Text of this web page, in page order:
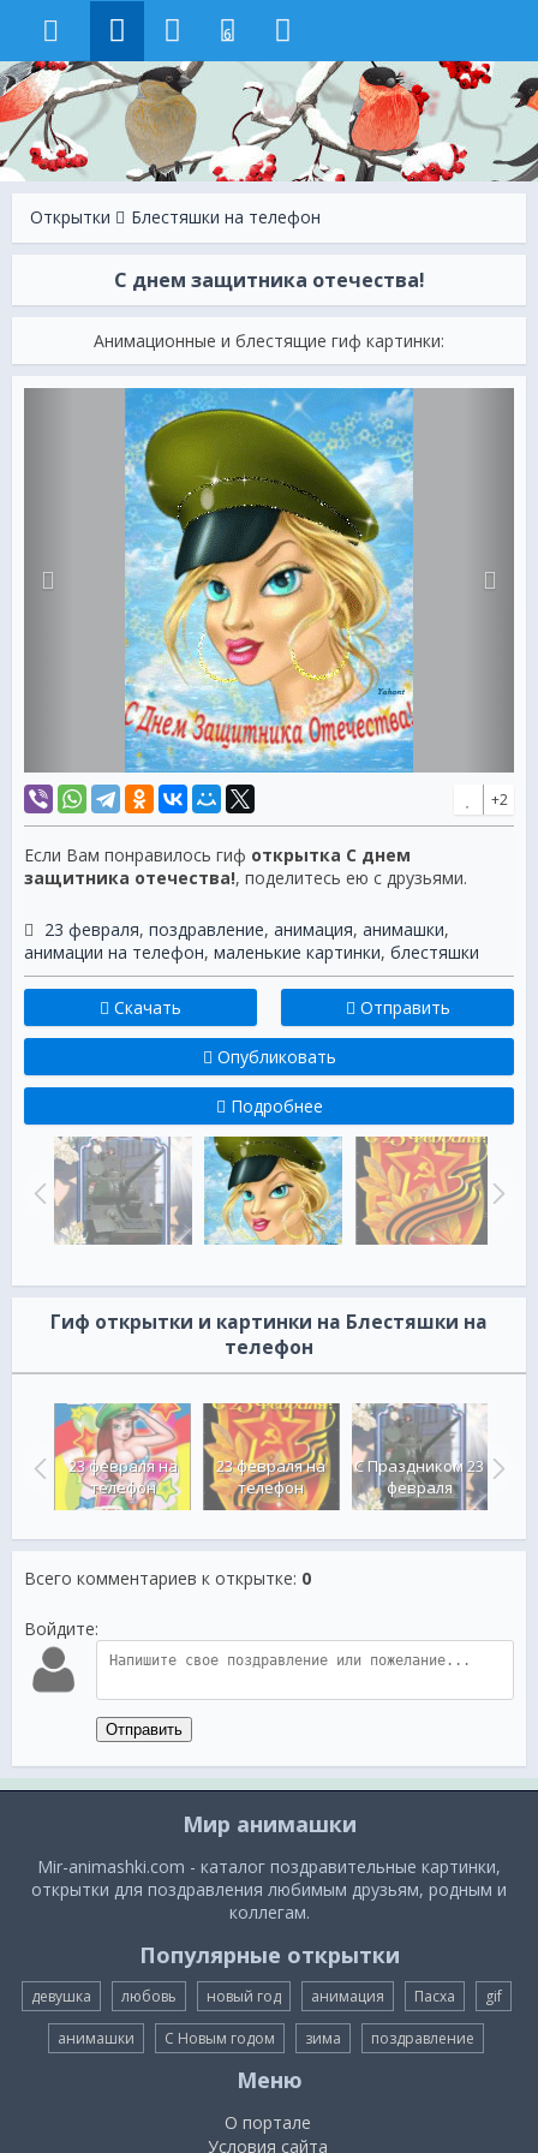
6
Открытки Блестяшки на телефон
С днем защитника отечества!
Анимационные и блестящие гиф картинки:
+2
Если Вам понравилось гиф открытка С днем
защитника отечества!, поделитесь ею с друзьями.
23 февраля, поздравление, анимация, анимашки,
анимации на телефон, маленькие картинки, блестяшки
Скачать Отправить
Опубликовать
Подробнее
Гиф открытки и картинки на Блестяшки на
телефон
23 февраля на
телефон
23 февраля на
телефон
С Праздником 23
февраля
Всего комментариев к открытке: 0
Войдите:
Отправить
Мир анимашки
Mir-animashki.com - каталог поздравительные картинки,
открытки для поздравления любимым друзьям, родным и
коллегам.
Популярные открытки
девушка любовь новый год анимация Пасха gif
анимашки С Новым годом зима поздравление
Меню
О портале
Условия сайта